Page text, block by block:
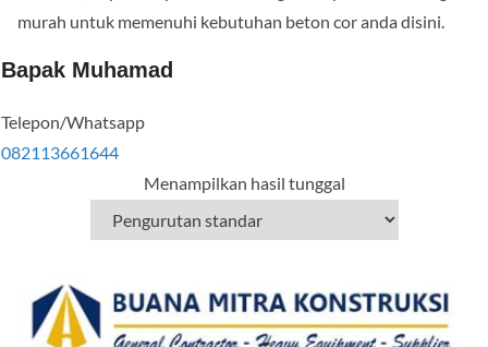
murah untuk memenuhi kebutuhan beton cor anda disini.
Bapak Muhamad
Telepon/Whatsapp
082113661644
Menampilkan hasil tunggal